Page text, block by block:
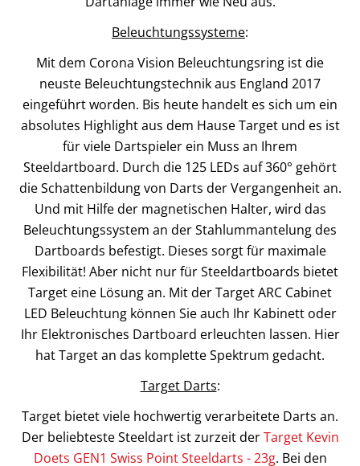
Beleuchtungssysteme:
Mit dem Corona Vision Beleuchtungsring ist die
neuste Beleuchtungstechnik aus England 2017
eingeführt worden. Bis heute handelt es sich um ein
absolutes Highlight aus dem Hause Target und es ist
für viele Dartspieler ein Muss an Ihrem
Steeldartboard. Durch die 125 LEDs auf 360° gehört
die Schattenbildung von Darts der Vergangenheit an.
Und mit Hilfe der magnetischen Halter, wird das
Beleuchtungssystem an der Stahlummantelung des
Dartboards befestigt. Dieses sorgt für maximale
Flexibilität! Aber nicht nur für Steeldartboards bietet
Target eine Lösung an. Mit der Target ARC Cabinet
LED Beleuchtung können Sie auch Ihr Kabinett oder
Ihr Elektronisches Dartboard erleuchten lassen. Hier
hat Target an das komplette Spektrum gedacht.
Target Darts:
Target bietet viele hochwertig verarbeitete Darts an.
Der beliebteste Steeldart ist zurzeit derTarget Kevin
Doets GEN1 Swiss Point Steeldarts - 23g. Bei den